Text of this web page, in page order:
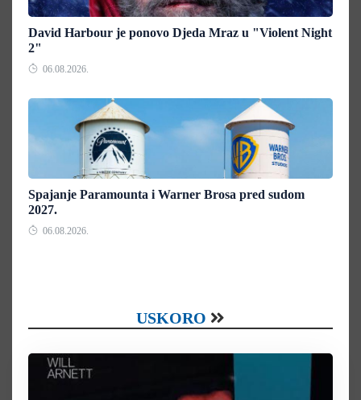
David Harbour je ponovo Djeda Mraz u "Violent Night
2"
06.08.2026.
Spajanje Paramounta i Warner Brosa pred sudom
2027.
06.08.2026.
USKORO